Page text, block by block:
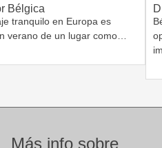
Bélgica
tranquilo en Europa es
verano de un lugar como…
Más info sobre